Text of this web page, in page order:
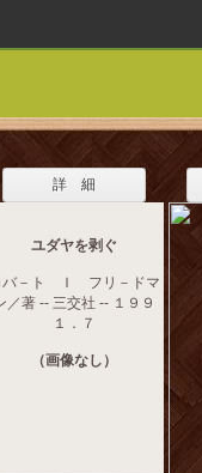
詳 細
ユダヤを剥ぐ
バ－ト Ｉ フリ－ドマ
／著 -- 三交社 -- １９９
１．７
（画像なし）